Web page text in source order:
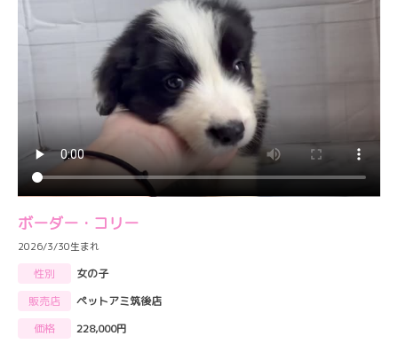
ボーダー・コリー
2026/3/30生まれ
性別
女の子
販売店
ペットアミ筑後店
価格
228,000円